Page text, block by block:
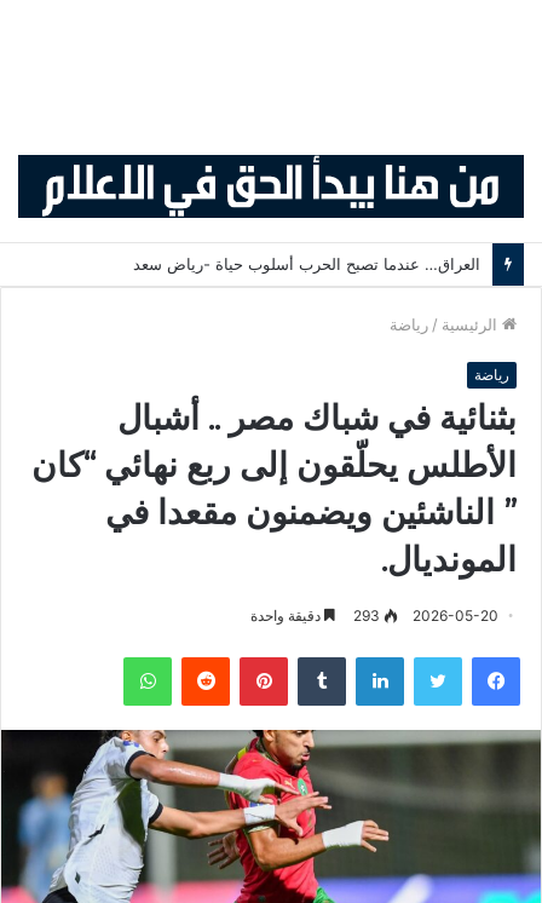
العراق… عندما تصبح الحرب أسلوب حياة -رياض سعد
الرئيسية / رياضة
رياضة
بثنائية في شباك مصر .. أشبال
الأطلس يحلّقون إلى ربع نهائي “كان
” الناشئين ويضمنون مقعدا في
المونديال.
2026-05-20
293 دقيقة واحدة
فيسبوك لينكدإن بينتيريست